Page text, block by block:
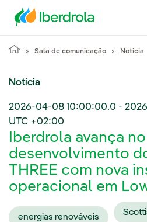
Sala de comunicação Notícia
Notícia
2026-04-08 10:00:00.0 -
UTC +02:00
Iberdrola avança no
desenvolvimento
THREE com nova
operacional em
energias renováveis